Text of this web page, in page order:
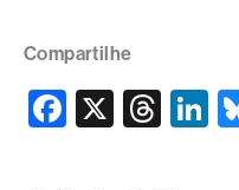
Compartilhe
F
X
T
Li